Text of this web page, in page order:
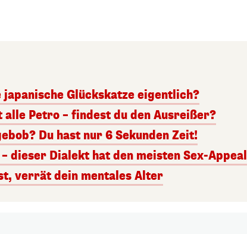
Glückskatze eigentlich?
alle Petro – findest du den Ausreißer?
Du hast nur 6 Sekunden Zeit!
dieser Dialekt hat den meisten Sex-Appeal
verrät dein mentales Alter